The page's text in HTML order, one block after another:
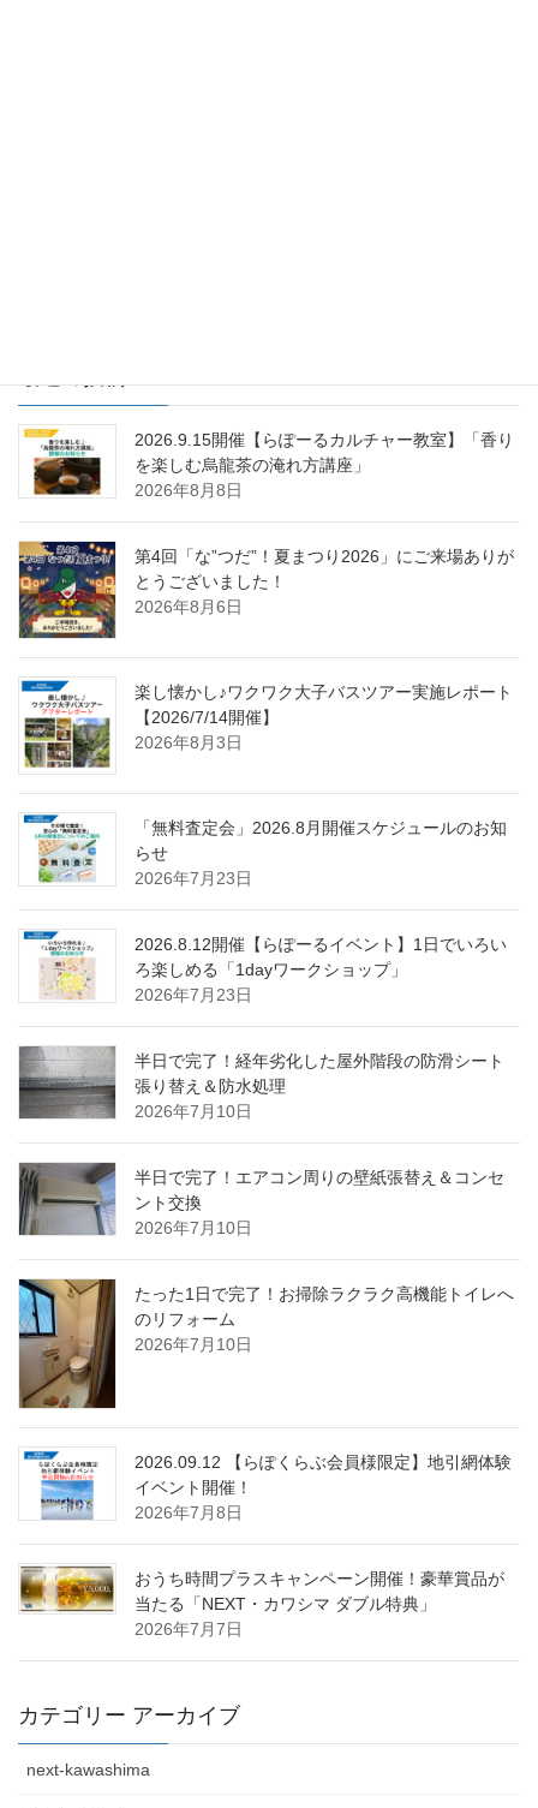
2026.9.15開催【らぽーるカルチャー教室】「香り
を楽しむ烏龍茶の淹れ方講座」
2026年8月8日
第4回「な”つだ”！夏まつり2026」にご来場ありが
とうございました！
2026年8月6日
楽し懐かし♪ワクワク大子バスツアー実施レポート
【2026/7/14開催】
2026年8月3日
「無料査定会」2026.8月開催スケジュールのお知
らせ
2026年7月23日
2026.8.12開催【らぽーるイベント】1日でいろい
ろ楽しめる「1dayワークショップ」
2026年7月23日
半日で完了！経年劣化した屋外階段の防滑シート
張り替え＆防水処理
2026年7月10日
半日で完了！エアコン周りの壁紙張替え＆コンセ
ント交換
2026年7月10日
たった1日で完了！お掃除ラクラク高機能トイレへ
のリフォーム
2026年7月10日
2026.09.12 【らぽくらぶ会員様限定】地引網体験
イベント開催！
2026年7月8日
おうち時間プラスキャンペーン開催！豪華賞品が
当たる「NEXT・カワシマ ダブル特典」
2026年7月7日
カテゴリー アーカイブ
next-kawashima